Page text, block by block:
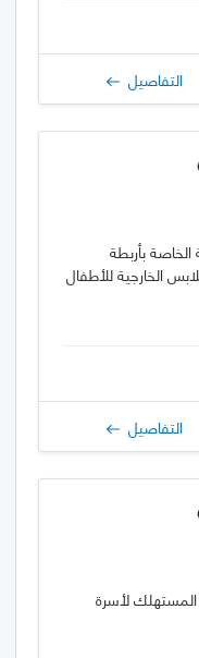
التفاصيل
بأربطة
الخارجية للأطفال
التفاصيل
لأسرة